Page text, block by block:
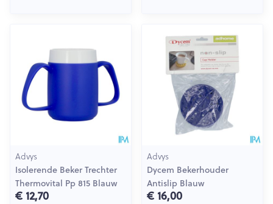
Advys
Isolerende Beker Trechter
Thermovital Pp 815 Blauw
€ 12,70
Advys
Dycem Bekerhouder
Antislip Blauw
€ 16,00